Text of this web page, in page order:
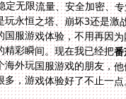
精彩瞬间。现在我已经把
多，游戏体验好了不止一点